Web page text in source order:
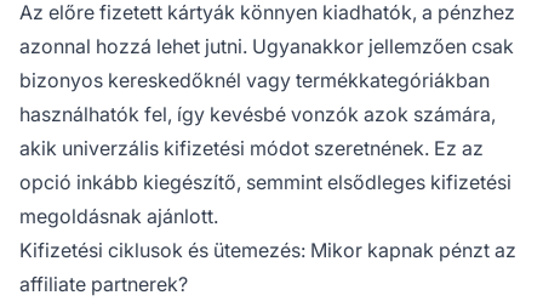
Az előre fizetett kártyák könnyen kiadhatók, a pénzhez
azonnal hozzá lehet jutni. Ugyanakkor jellemzően csak
bizonyos kereskedőknél vagy termékkategóriákban
használhatók fel, így kevésbé vonzók azok számára,
akik univerzális kifizetési módot szeretnének. Ez az
opció inkább kiegészítő, semmint elsődleges kifizetési
megoldásnak ajánlott.
Kifizetési ciklusok és ütemezés: Mikor kapnak pénzt az
affiliate partnerek?